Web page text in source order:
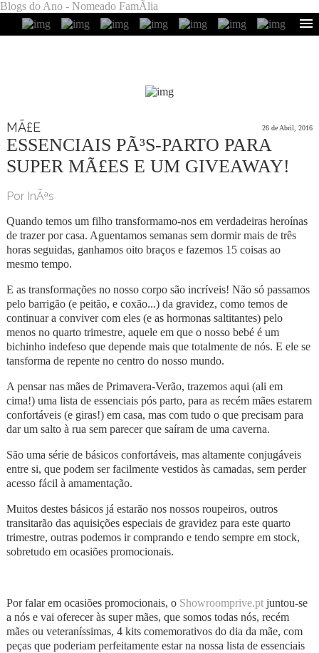
Blogs do Ano - Nomeado FamÃ­lia
MÃ£E 26 de Abril, 2016
ESSENCIAIS PÃ³S-PARTO PARA
SUPER MÃ£ES E UM GIVEAWAY!
Por InÃªs
Quando temos um filho transformamo-nos em verdadeiras heroínas
de trazer por casa. Aguentamos semanas sem dormir mais de três
horas seguidas, ganhamos oito braços e fazemos 15 coisas ao
mesmo tempo.
E as transformações no nosso corpo são incríveis! Não só passamos
pelo barrigão (e peitão, e coxão...) da gravidez, como temos de
continuar a conviver com eles (e as hormonas saltitantes) pelo
menos no quarto trimestre, aquele em que o nosso bebé é um
bichinho indefeso que depende mais que totalmente de nós. E ele se
tansforma de repente no centro do nosso mundo.
A pensar nas mães de Primavera-Verão, trazemos aqui (ali em
cima!) uma lista de essenciais pós parto, para as recém mães estarem
confortáveis (e giras!) em casa, mas com tudo o que precisam para
dar um salto à rua sem parecer que saíram de uma caverna.
São uma série de básicos confortáveis, mas altamente conjugáveis
entre si, que podem ser facilmente vestidos às camadas, sem perder
acesso fácil à amamentação.
Muitos destes básicos já estarão nos nossos roupeiros, outros
transitarão das aquisições especiais de gravidez para este quarto
trimestre, outras podemos ir comprando e tendo sempre em stock,
sobretudo em ocasiões promocionais.
Por falar em ocasiões promocionais, o Showroomprive.ptjuntou-se
a nós e vai oferecer às super mães, que somos todas nós, recém
mães ou veteraníssimas, 4 kits comemorativos do dia da mãe, com
peças que poderiam perfeitamente estar na nossa lista de essenciais